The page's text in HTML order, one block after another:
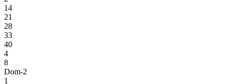
14
21
28
33
40
4
8
Dom-2
1